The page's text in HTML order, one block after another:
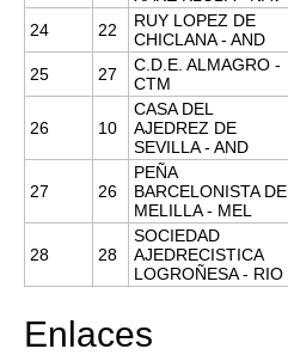
24 22
RUY LOPEZ DE
CHICLANA - AND
25 27
C.D.E. ALMAGRO -
CTM
26 10
CASA DEL
AJEDREZ DE
SEVILLA - AND
27 26
PEÑA
BARCELONISTA DE
MELILLA - MEL
28 28
SOCIEDAD
AJEDRECISTICA
LOGROÑESA - RIO
Enlaces